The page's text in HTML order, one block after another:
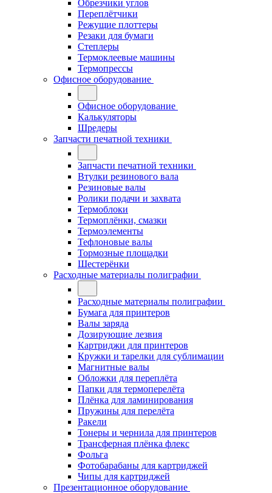
Обрезчики углов
Переплётчики
Режущие плоттеры
Резаки для бумаги
Степлеры
Термоклеевые машины
Термопрессы
Офисное оборудование
Офисное оборудование
Калькуляторы
Шредеры
Запчасти печатной техники
Запчасти печатной техники
Втулки резинового вала
Резиновые валы
Ролики подачи и захвата
Термоблоки
Термоплёнки, смазки
Термоэлементы
Тефлоновые валы
Тормозные площадки
Шестерёнки
Расходные материалы полиграфии
Расходные материалы полиграфии
Бумага для принтеров
Валы заряда
Дозирующие лезвия
Картриджи для принтеров
Кружки и тарелки для сублимации
Магнитные валы
Обложки для переплёта
Папки для термоперелёта
Плёнка для ламинирования
Пружины для перелёта
Ракели
Тонеры и чернила для принтеров
Трансферная плёнка флекс
Фольга
Фотобарабаны для картриджей
Чипы для картриджей
Презентационное оборудование